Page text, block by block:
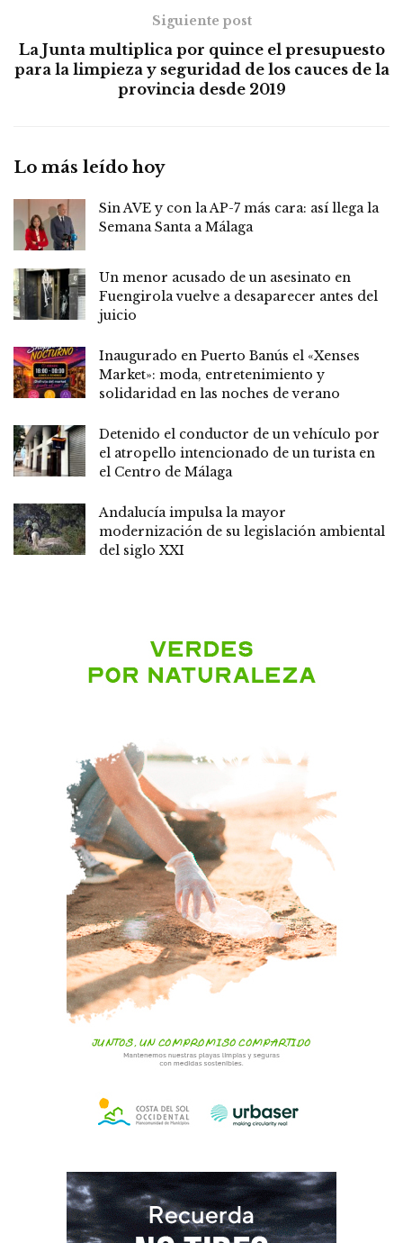
Siguiente post
La Junta multiplica por quince el presupuesto
para la limpieza y seguridad de los cauces de la
provincia desde 2019
Lo más leído hoy
Sin AVE y con la AP-7 más cara: así llega la
Semana Santa a Málaga
Un menor acusado de un asesinato en
Fuengirola vuelve a desaparecer antes del
juicio
Inaugurado en Puerto Banús el «Xenses
Market»: moda, entretenimiento y
solidaridad en las noches de verano
Detenido el conductor de un vehículo por
el atropello intencionado de un turista en
el Centro de Málaga
Andalucía impulsa la mayor
modernización de su legislación ambiental
del siglo XXI